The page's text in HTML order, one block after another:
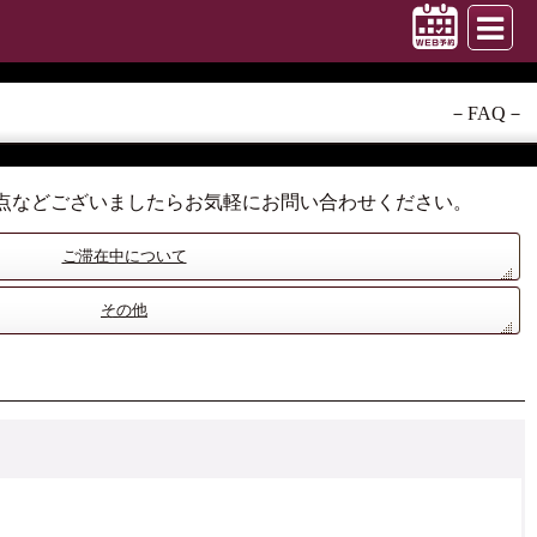
－FAQ－
どございましたらお気軽にお問い合わせください。
ご滞在中について
その他